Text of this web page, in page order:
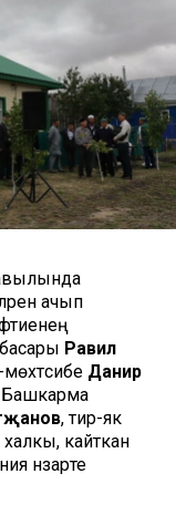
ачып
Равил
Данир
Башкарма
, тирә-як
кайткан
нәзарәте